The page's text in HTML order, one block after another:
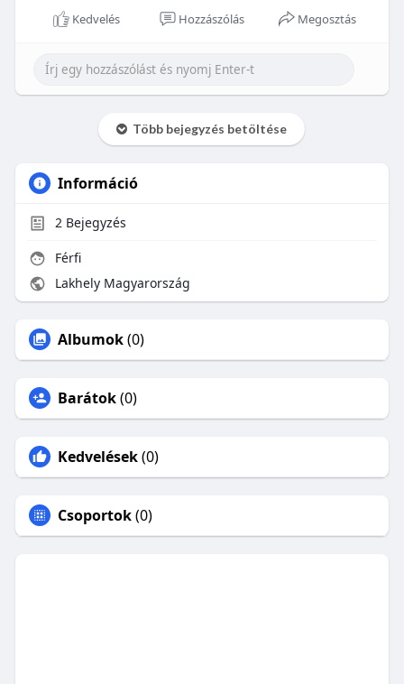
Kedvelés Hozzászólás Megosztás
Több bejegyzés betöltése
Információ
2Bejegyzés
Férfi
Lakhely Magyarország
Albumok(0)
Barátok(0)
Kedvelések(0)
Csoportok(0)